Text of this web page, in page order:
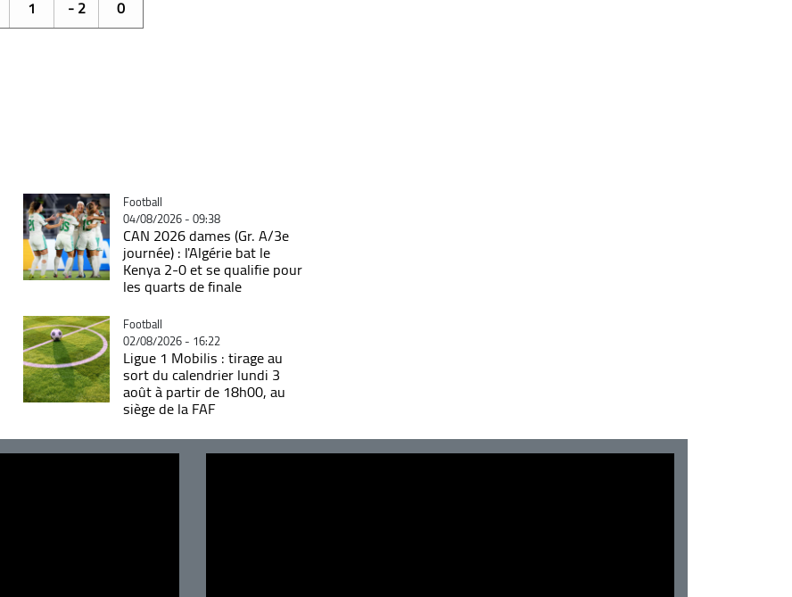
1 - 2 0
Catégorie
Football
04/08/2026 - 09:38
CAN 2026 dames (Gr. A/3e
journée) : l'Algérie bat le
Kenya 2-0 et se qualifie pour
les quarts de finale
Catégorie
Football
02/08/2026 - 16:22
Ligue 1 Mobilis : tirage au
sort du calendrier lundi 3
août à partir de 18h00, au
siège de la FAF